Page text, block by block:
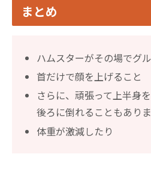
まとめ
ハムスターがその場でグ
首だけで顔を上げること
さらに、頑張って上半身
後ろに倒れることもあり
体重が激減したり